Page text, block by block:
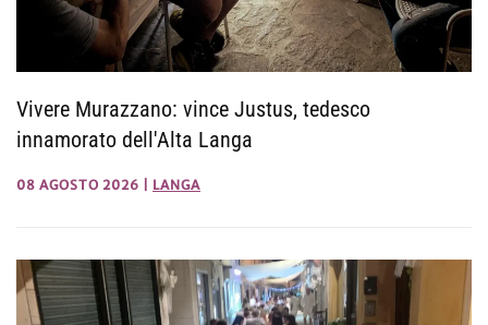
Vivere Murazzano: vince Justus, tedesco
innamorato dell'Alta Langa
08 AGOSTO 2026 LANGA